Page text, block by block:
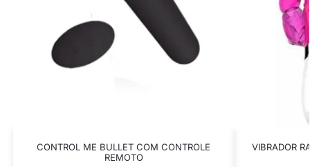
CONTROL ME BULLET COM CONTROLE
REMOTO
VIBRADOR